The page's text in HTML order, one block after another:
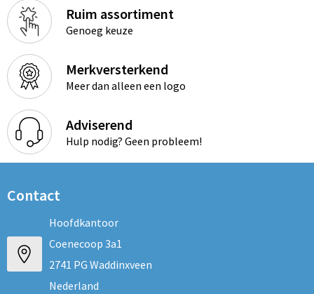
Ruim assortiment
Genoeg keuze
Merkversterkend
Meer dan alleen een logo
Adviserend
Hulp nodig? Geen probleem!
Contact
Hoofdkantoor
Coenecoop 3a1
2741 PG Waddinxveen
Nederland